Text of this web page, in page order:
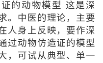
动物模型 这是深
。中医的理论，主要
人身上反映，要作深
过动物仿造证的模型
，可试从典型、单一